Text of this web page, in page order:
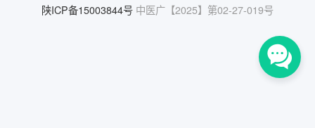
陕ICP备15003844号 中医广【2025】第02-27-019号